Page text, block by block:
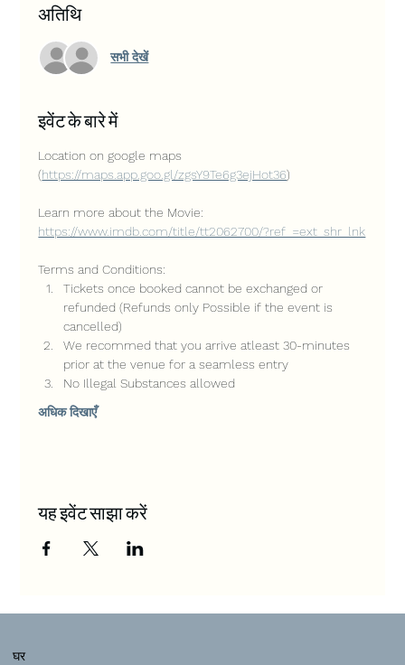
अतिथि
सभी देखें
इवेंट के बारे में
Location on google maps
(https://maps.app.goo.gl/zgsY9Te6g3ejHot36)
Learn more about the Movie:
https://www.imdb.com/title/tt2062700/?ref_=ext_shr_lnk
Terms and Conditions:
Tickets once booked cannot be exchanged or
refunded (Refunds only Possible if the event is
cancelled)
We recommed that you arrive atleast 30-minutes
prior at the venue for a seamless entry
No Illegal Substances allowed
अधिक दिखाएँ
यह इवेंट साझा करें
घर